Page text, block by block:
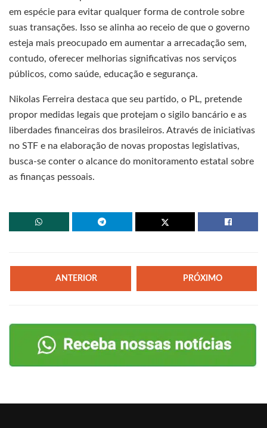
em espécie para evitar qualquer forma de controle sobre
suas transações. Isso se alinha ao receio de que o governo
esteja mais preocupado em aumentar a arrecadação sem,
contudo, oferecer melhorias significativas nos serviços
públicos, como saúde, educação e segurança.
Nikolas Ferreira destaca que seu partido, o PL, pretende
propor medidas legais que protejam o sigilo bancário e as
liberdades financeiras dos brasileiros. Através de iniciativas
no STF e na elaboração de novas propostas legislativas,
busca-se conter o alcance do monitoramento estatal sobre
as finanças pessoais.
ANTERIOR PRÓXIMO